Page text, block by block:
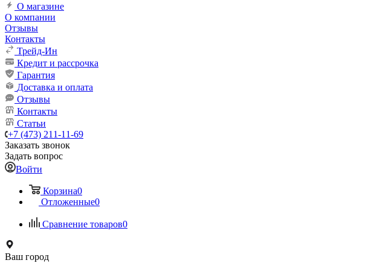
О магазине
О компании
Отзывы
Контакты
Трейд-Ин
Кредит и рассрочка
Гарантия
Доставка и оплата
Отзывы
Контакты
Статьи
+7 (473) 211-11-69
Заказать звонок
Задать вопрос
Войти
Корзина0
Отложенные0
Сравнение товаров0
Ваш город